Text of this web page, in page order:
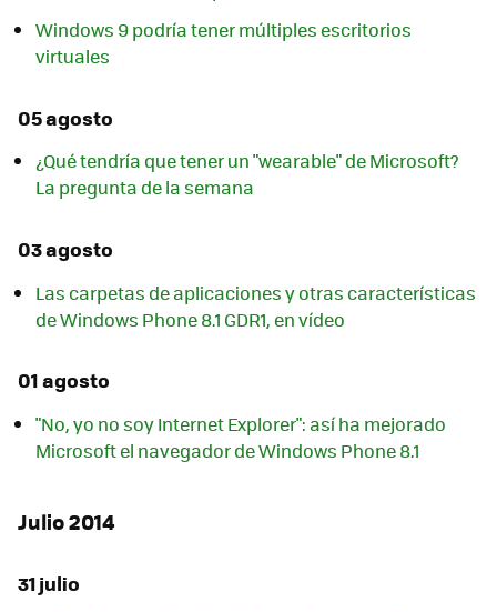
Windows 9 podría tener múltiples escritorios
virtuales
05 agosto
¿Qué tendría que tener un "wearable" de Microsoft?
La pregunta de la semana
03 agosto
Las carpetas de aplicaciones y otras características
de Windows Phone 8.1 GDR1, en vídeo
01 agosto
"No, yo no soy Internet Explorer": así ha mejorado
Microsoft el navegador de Windows Phone 8.1
Julio 2014
31 julio